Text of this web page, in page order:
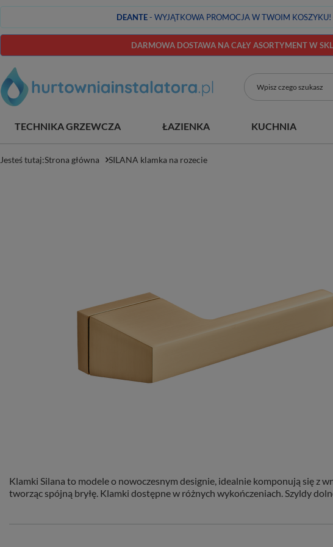
DEANTE- WYJĄTKOWA PROMOCJA W TWOIM KOSZYKU!
DARMOWA DOSTAWA NA CAŁY ASORTYMENT W
TECHNIKA GRZEWCZA ŁAZIENKA KUCHNIA
Jesteś tutaj:Strona główna SILANA klamka na rozecie
Klamki Silana to modele o nowoczesnym designie, idealnie komponują się z
tworząc spójną bryłę. Klamki dostępne w różnych wykończeniach. Szyldy